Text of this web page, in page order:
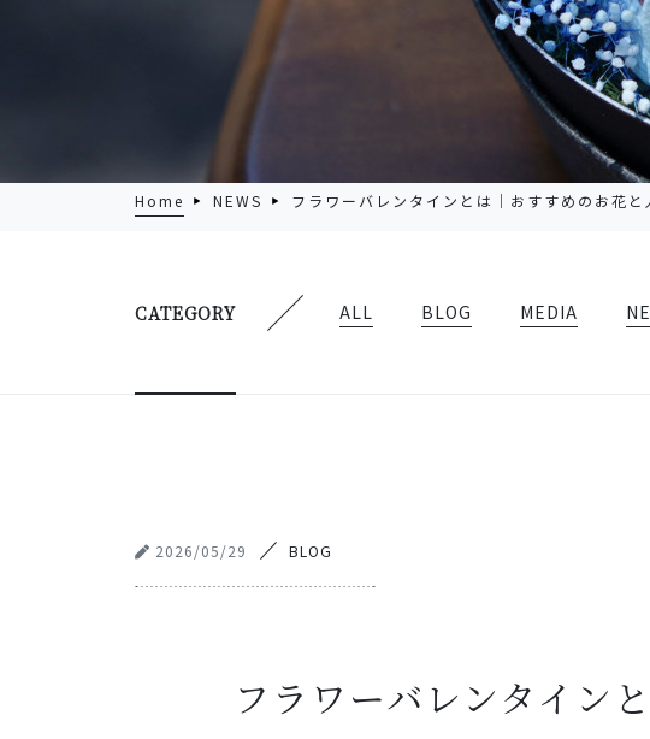
Home NEWS フラワーバレンタインとは｜おすすめのお花と
CATEGORY ALL BLOG MEDIA
2026/05/29 BLOG
フラワーバレンタイン